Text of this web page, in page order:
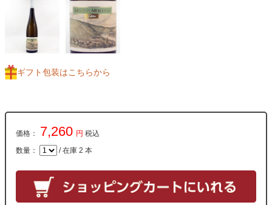
ギフト包装はこちらから
価格： 7,260 円 税込
数量： / 在庫 2 本